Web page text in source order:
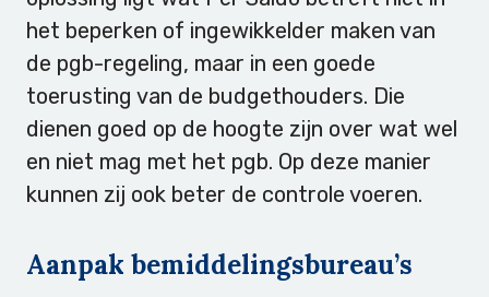
het beperken of ingewikkelder maken van
de pgb-regeling, maar in een goede
toerusting van de budgethouders. Die
dienen goed op de hoogte zijn over wat wel
en niet mag met het pgb. Op deze manier
kunnen zij ook beter de controle voeren.
Aanpak bemiddelingsbureau’s